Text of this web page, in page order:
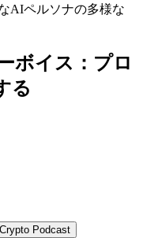
AIペルソナの多様な
ボイス：プロ
る
Crypto Podcast